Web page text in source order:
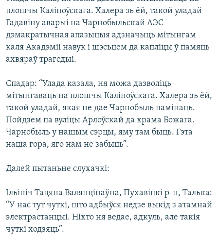
плошчы Каліноўскага. Халера зь ёй, такой уладай
Гадавіну аварыі на Чарнобыльскай АЭС
дэмакратычная апазыцыя адзначыць мітынгам
каля Акадэміі навук і шэсьцем да капліцы ў памяць
ахвяраў трагедыі.
Спадар: “Улада казала, ня можа дазволіць
мітынгаваць на плошчы Каліноўскага. Халера зь ёй,
такой уладай, якая не дае Чарнобыль памінаць.
Пойдзем па вуліцы Арлоўскай да храма Божага.
Чарнобыль у нашым сэрцы, яму там быць. Гэта
наша гора, яго нам не забыць”.
Далей пытаньне слухачкі:
Ільініч Тацяна Валянцінаўна, Пухавіцкі р-н, Талька:
“У нас тут чуткі, што адбыўся недзе выкід з атамнай
электрастанцыі. Ніхто ня ведае, адкуль, але такія
чуткі ходзяць”.